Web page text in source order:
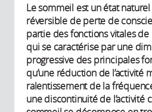
Le sommeil est un état
réversible de perte de
partie des fonctions vitales de
qui se caractérise par une
progressive des principales
qu’une réduction de l’activité
ralentissement de la
une discontinuité de l’activité